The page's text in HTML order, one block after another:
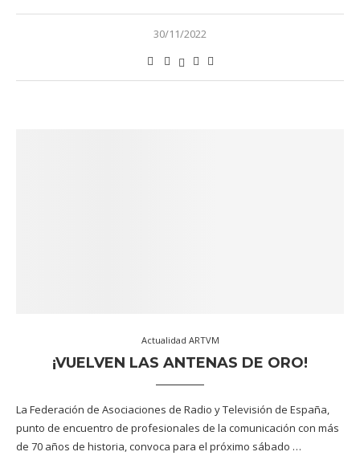
30/11/2022
Actualidad ARTVM
¡VUELVEN LAS ANTENAS DE ORO!
La Federación de Asociaciones de Radio y Televisión de España,
punto de encuentro de profesionales de la comunicación con más
de 70 años de historia, convoca para el próximo sábado …